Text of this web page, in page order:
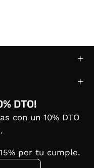
DTO!
con un 10% DTO
por tu cumple.